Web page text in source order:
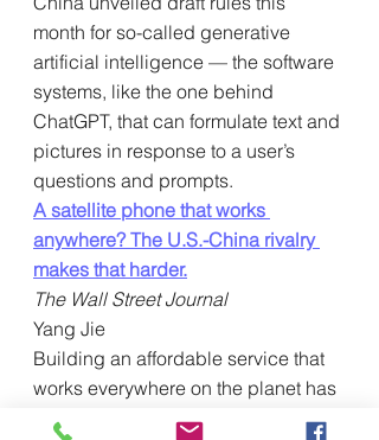
month for so-called generative
artificial intelligence — the software
systems, like the one behind
ChatGPT, that can formulate text and
pictures in response to a user’s
questions and prompts.
A satellite phone that works
anywhere? The U.S.-China rivalry
makes that harder.
The Wall Street Journal
Yang Jie
Building an affordable service that
works everywhere on the planet has
been the dream of mobile telephony